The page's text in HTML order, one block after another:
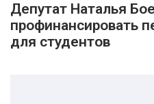
Депутат Наталья
профинансировать
для студентов